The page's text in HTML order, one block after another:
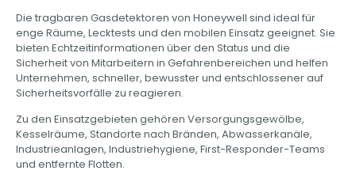
Die tragbaren Gasdetektoren von Honeywell sind ideal für
enge Räume, Lecktests und den mobilen Einsatz geeignet. Sie
bieten Echtzeitinformationen über den Status und die
Sicherheit von Mitarbeitern in Gefahrenbereichen und helfen
Unternehmen, schneller, bewusster und entschlossener auf
Sicherheitsvorfälle zu reagieren.
Zu den Einsatzgebieten gehören Versorgungsgewölbe,
Kesselräume, Standorte nach Bränden, Abwasserkanäle,
Industrieanlagen, Industriehygiene, First-Responder-Teams
und entfernte Flotten.